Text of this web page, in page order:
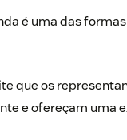
é uma das
que os
e ofereçam uma